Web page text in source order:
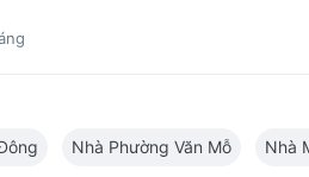
Nhà Phường Văn Mỗ Nhà